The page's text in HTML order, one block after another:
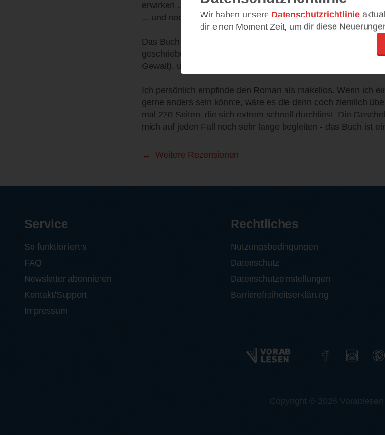
erwirken ...
... und noch so viele mehr.
Das Buch ist oft witzig, stimmt manchmal nachdenklich, hin
geschrieben und spielt auf wirklich intelligente Weise mit
Gewalt), um diese dann gekonnt über den Haufen zu werfen.
Ich persönlich empfinde den Roman als makellos. Wenn ich
gerne anders sein könnte, wäre es die dann doch ziemlich
mal 230 Seiten, die sich extrem schnell durchliest. Die
mich auf jeden Fall noch sehr lange begleiten - das Buch ist
Weitere Rezensionen
Wir haben unsere Datenschutzrichtlinie
dir einen Moment Zeit, um dir diese
Service
So funktioniert‘s
FAQ
Newsletter abonnieren
Kontakt/Support
Impressum
Rechtliches
Nutzungsbedingungen
Datenschutz
Datenschutzeinstellungen
Barrierefreiheitserklärung
Copyright © 2026 Vorablesen